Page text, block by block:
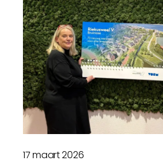
17 maart 2026